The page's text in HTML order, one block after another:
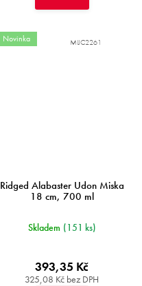
Novinka
Ridged Alabaster Udon Miska
18 cm, 700 ml
Skladem (151 ks)
325,08 Kč bez DPH
393,35 Kč
MIJC2261